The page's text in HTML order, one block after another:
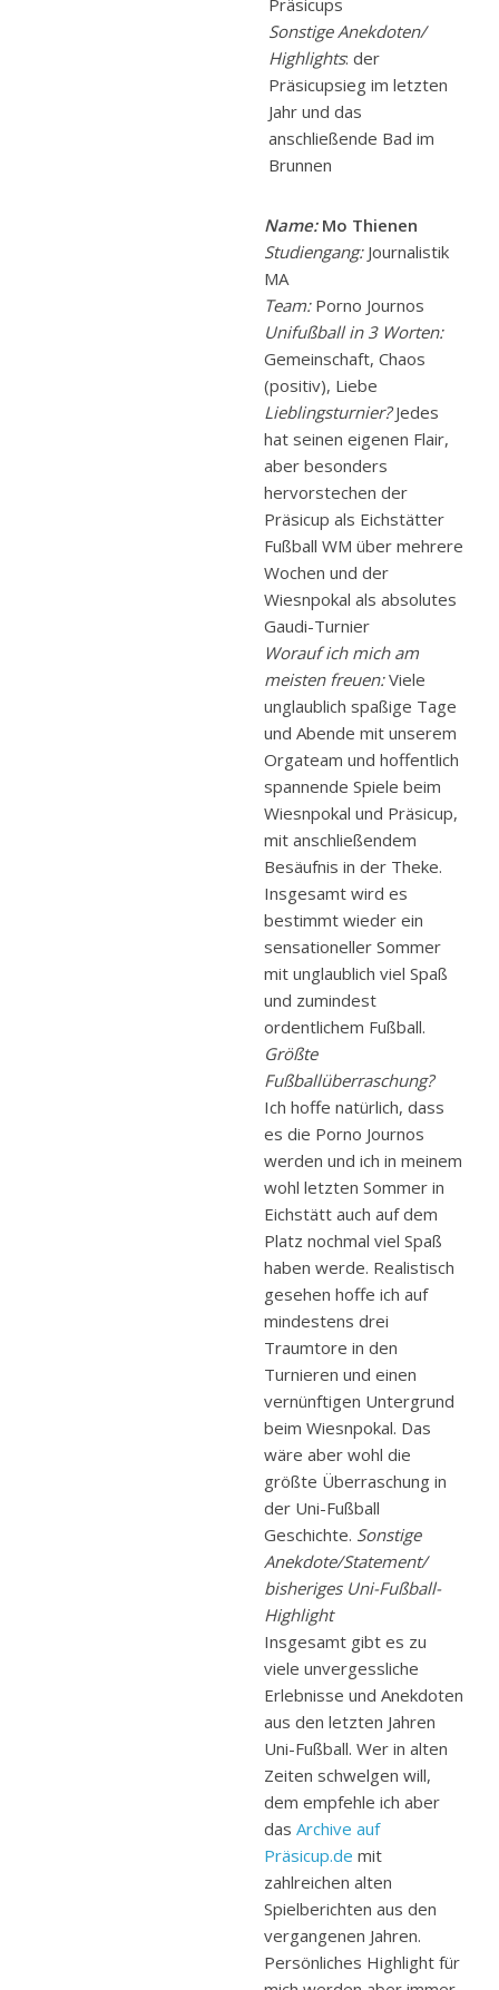
Präsicups
Sonstige Anekdoten/
Highlights: der
Präsicupsieg im letzten
Jahr und das
anschließende Bad im
Brunnen
Name:Mo Thienen
Studiengang:Journalistik
MA
Team: Porno Journos
Unifußball in 3 Worten:
Gemeinschaft, Chaos
(positiv), Liebe
Lieblingsturnier?Jedes
hat seinen eigenen Flair,
aber besonders
hervorstechen der
Präsicup als Eichstätter
Fußball WM über mehrere
Wochen und der
Wiesnpokal als absolutes
Gaudi-Turnier
Worauf ich mich am
meisten freuen:Viele
unglaublich spaßige Tage
und Abende mit unserem
Orgateam und hoffentlich
spannende Spiele beim
Wiesnpokal und Präsicup,
mit anschließendem
Besäufnis in der Theke.
Insgesamt wird es
bestimmt wieder ein
sensationeller Sommer
mit unglaublich viel Spaß
und zumindest
ordentlichem Fußball.
Größte
Fußballüberraschung?
Ich hoffe natürlich, dass
es die Porno Journos
werden und ich in meinem
wohl letzten Sommer in
Eichstätt auch auf dem
Platz nochmal viel Spaß
haben werde. Realistisch
gesehen hoffe ich auf
mindestens drei
Traumtore in den
Turnieren und einen
vernünftigen Untergrund
beim Wiesnpokal. Das
wäre aber wohl die
größte Überraschung in
der Uni-Fußball
Geschichte. Sonstige
Anekdote/Statement/
bisheriges Uni-Fußball-
Highlight
Insgesamt gibt es zu
viele unvergessliche
Erlebnisse und Anekdoten
aus den letzten Jahren
Uni-Fußball. Wer in alten
Zeiten schwelgen will,
dem empfehle ich aber
das Archive auf
Präsicup.de mit
zahlreichen alten
Spielberichten aus den
vergangenen Jahren.
Persönliches Highlight für